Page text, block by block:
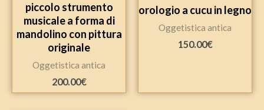
piccolo strumento
musicale a forma di
mandolino con pittura
originale
Oggetistica antica
200.00€
orologio a cucu in legno
Oggetistica antica
150.00€